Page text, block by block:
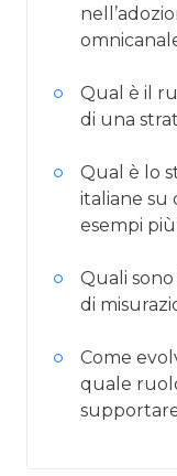
Qual è il
di una
Qual è lo
italiane su
esempi
Quali
di
Come
quale